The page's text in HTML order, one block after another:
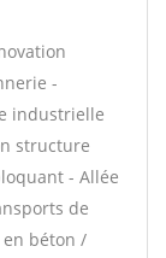
-
industrielle
structure
- Allée
de
en béton /